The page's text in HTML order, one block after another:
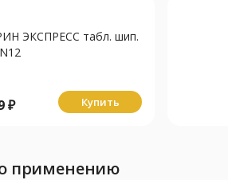
ЭКСПРЕСС табл. шип.
₽ Купить
применению